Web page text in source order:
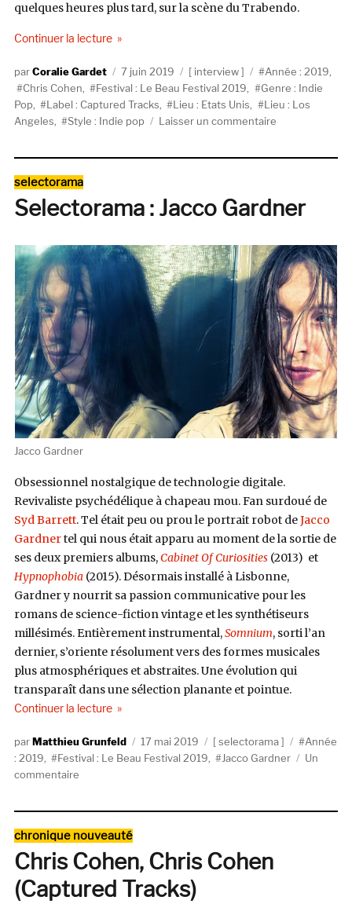
quelques heures plus tard, sur la scène du Trabendo.
Continuer la lecturede « Chris Cohen : « Écrire des chansons n’est
AuteurCoralie Gardet
Publié
le
7 juin 2019 Catégories
interview Étiquettes
Année : 2019
Chris Cohen
Festival : Le Beau Festival 2019
Genre : Indie
Pop
Label : Captured Tracks Lieu : Etats Unis
Lieu : Los
Angeles
Style : Indie pop Laisser un commentaire
des
chansons
pas
simple. »
Catégories
selectorama
Selectorama : Jacco Gardner
Jacco Gardner
Obsessionnel nostalgique de technologie digitale.
Revivaliste psychédélique à chapeau mou. Fan surdoué de
Syd Barrett. Tel était peu ou prou le portrait robot deJacco
Gardnertel qui nous était apparu au moment de la sortie de
ses deux premiers albums,Cabinet Of Curiosities(2013) et
Hypnophobia(2015). Désormais installé à Lisbonne,
Gardner y nourrit sa passion communicative pour les
romans de science-fiction vintage et les synthétiseurs
millésimés. Entièrement instrumental,Somnium, sorti l’an
dernier, s’oriente résolument vers des formes musicales
plus atmosphériques et abstraites. Une évolution qui
transparaît dans une sélection planante et pointue.
Continuer la lecturede « Selectorama : Jacco Gardner »
AuteurMatthieu Grunfeld
Publié
le
17 mai 2019 Catégories
selectorama Étiquettes
Année
: 2019
Festival : Le Beau Festival 2019 Jacco Gardner
Un
commentairesur
Gardner
Catégories
chronique nouveauté
Chris Cohen, Chris Cohen
(Captured Tracks)